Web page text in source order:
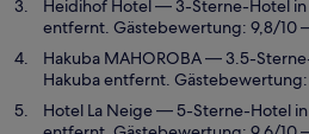
Heidihof Hotel— 3-Sterne-Hotel in
entfernt. Gästebewertung: 9,8/10
Hakuba MAHOROBA— 3.5-
Hakuba entfernt.
Hotel La Neige— 5-Sterne-Hotel in